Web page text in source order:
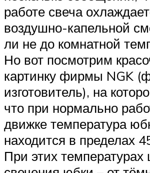
работе свеча
воздушно-капельной
ли не до комнатной
Но вот посмотрим
картинку фирмы NGK
изготовитель), на
что при нормально
движке температура
находится в пределах
При этих температурах